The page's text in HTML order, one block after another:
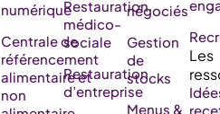
numérique
Centrale de
référencement
alimentaire et
non
Restauration
médico-
sociale
Restauration
d’entreprise
négociés
Gestion
de
stocks
Menus &